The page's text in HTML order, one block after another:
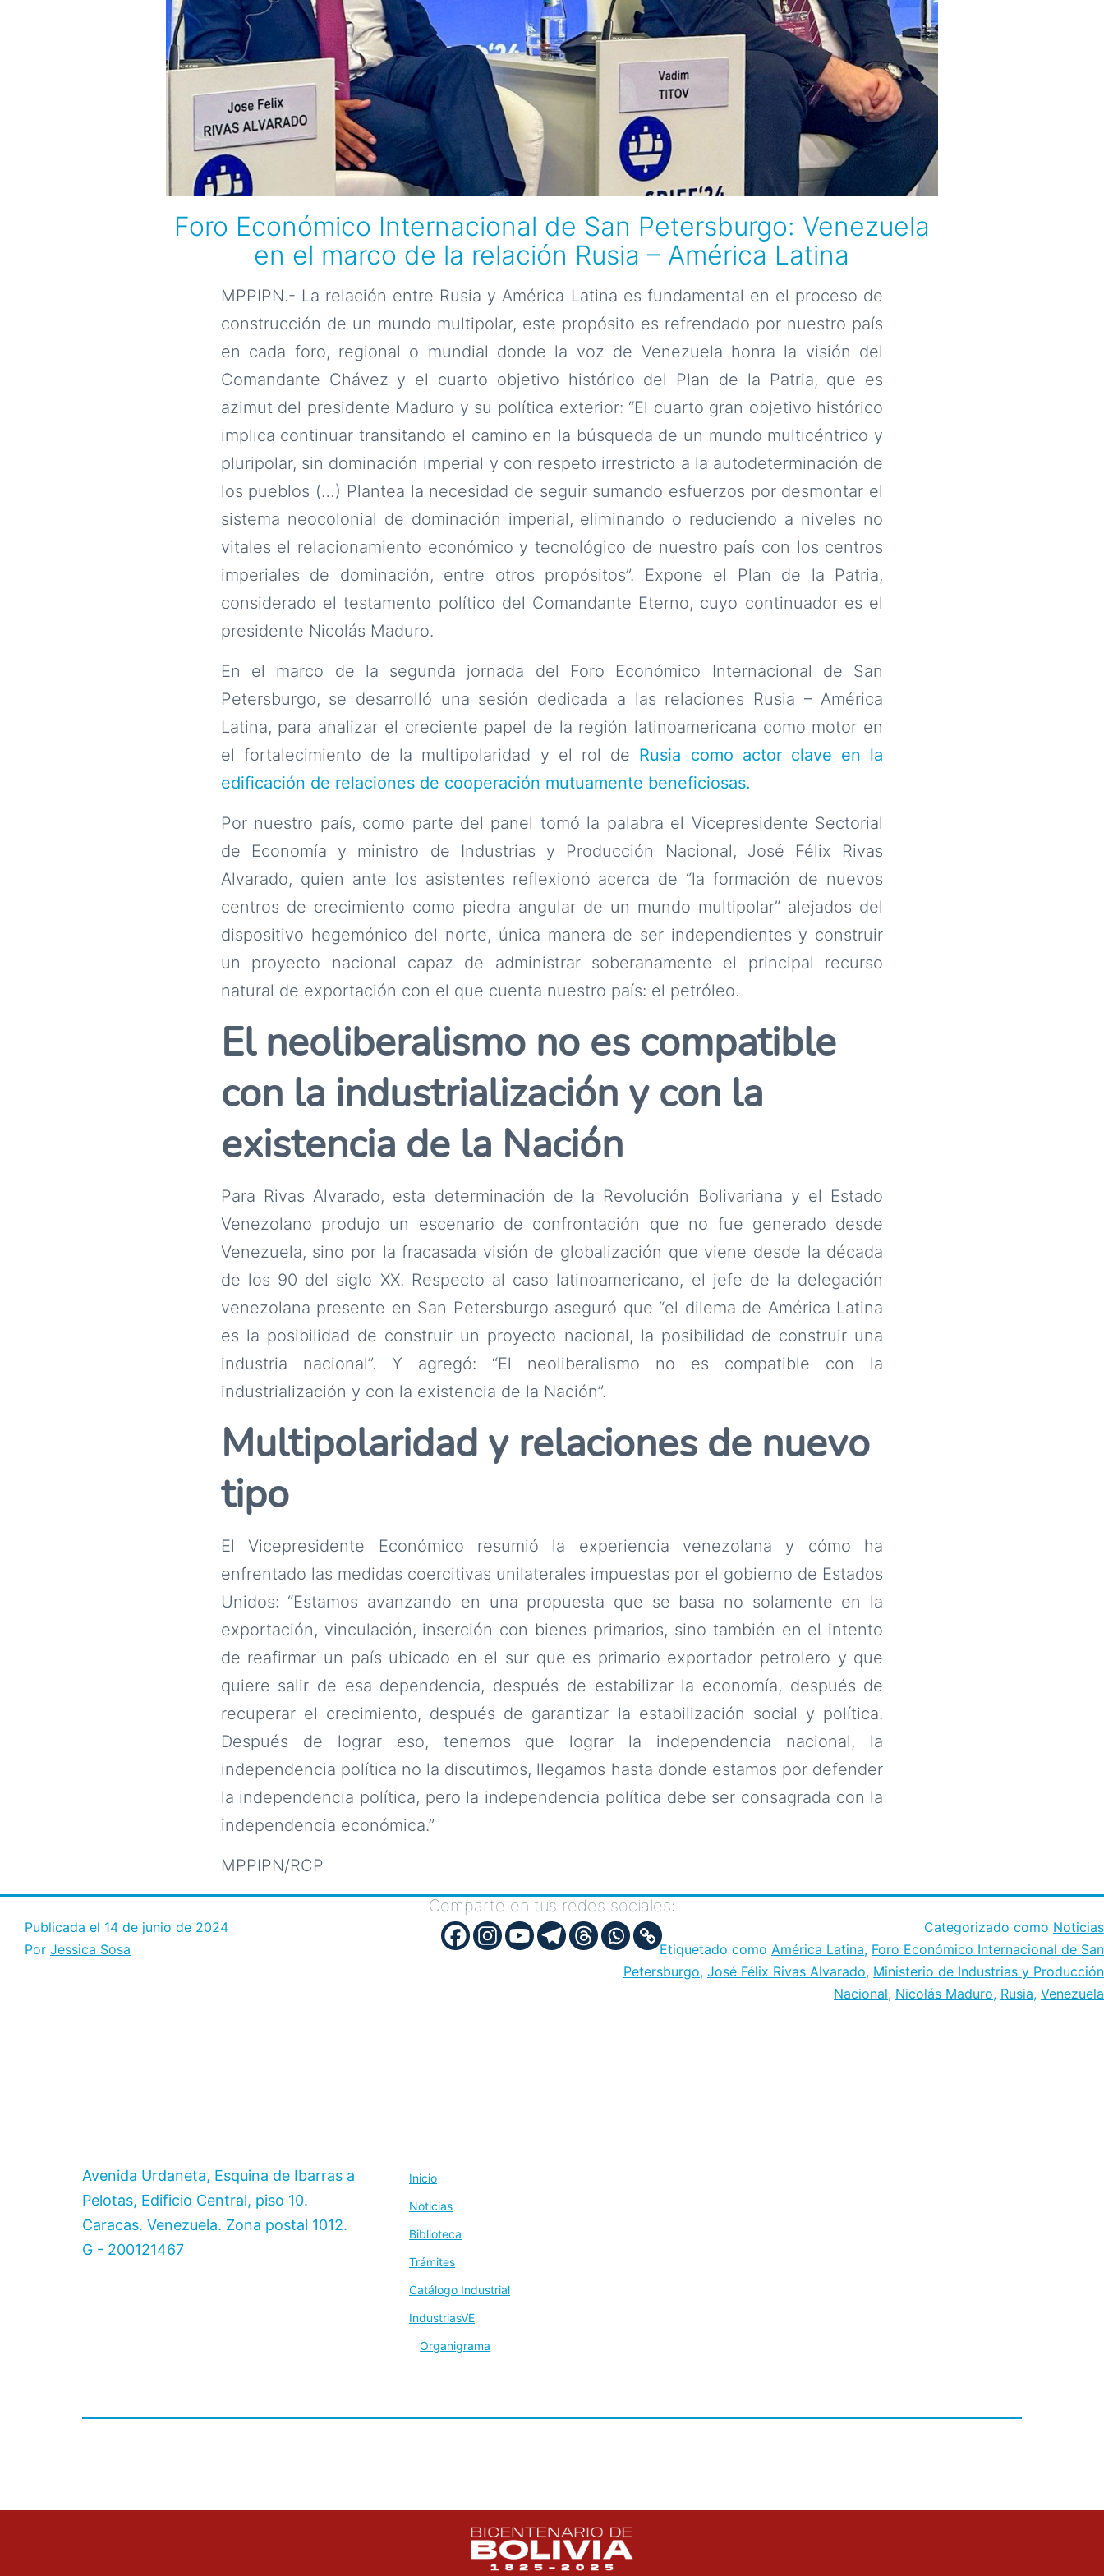
Foro Económico Internacional de San Petersburgo: Venezuela
en el marco de la relación Rusia – América Latina
MPPIPN.- La relación entre Rusia y América Latina es fundamental en el proceso de
construcción de un mundo multipolar, este propósito es refrendado por nuestro país
en cada foro, regional o mundial donde la voz de Venezuela honra la visión del
Comandante Chávez y el cuarto objetivo histórico del Plan de la Patria, que es
azimut del presidente Maduro y su política exterior: “El cuarto gran objetivo histórico
implica continuar transitando el camino en la búsqueda de un mundo multicéntrico y
pluripolar, sin dominación imperial y con respeto irrestricto a la autodeterminación de
los pueblos (…) Plantea la necesidad de seguir sumando esfuerzos por desmontar el
sistema neocolonial de dominación imperial, eliminando o reduciendo a niveles no
vitales el relacionamiento económico y tecnológico de nuestro país con los centros
imperiales de dominación, entre otros propósitos”. Expone el Plan de la Patria,
considerado el testamento político del Comandante Eterno, cuyo continuador es el
presidente Nicolás Maduro.
En el marco de la segunda jornada del Foro Económico Internacional de San
Petersburgo, se desarrolló una sesión dedicada a las relaciones Rusia – América
Latina, para analizar el creciente papel de la región latinoamericana como motor en
el fortalecimiento de la multipolaridad y el rol de Rusia como actor clave en la
edificación de relaciones de cooperación mutuamente beneficiosas.
Por nuestro país, como parte del panel tomó la palabra el Vicepresidente Sectorial
de Economía y ministro de Industrias y Producción Nacional, José Félix Rivas
Alvarado, quien ante los asistentes reflexionó acerca de “la formación de nuevos
centros de crecimiento como piedra angular de un mundo multipolar” alejados del
dispositivo hegemónico del norte, única manera de ser independientes y construir
un proyecto nacional capaz de administrar soberanamente el principal recurso
natural de exportación con el que cuenta nuestro país: el petróleo.
El neoliberalismo no es compatible
con la industrialización y con la
existencia de la Nación
Para Rivas Alvarado, esta determinación de la Revolución Bolivariana y el Estado
Venezolano produjo un escenario de confrontación que no fue generado desde
Venezuela, sino por la fracasada visión de globalización que viene desde la década
de los 90 del siglo XX. Respecto al caso latinoamericano, el jefe de la delegación
venezolana presente en San Petersburgo aseguró que “el dilema de América Latina
es la posibilidad de construir un proyecto nacional, la posibilidad de construir una
industria nacional”. Y agregó: “El neoliberalismo no es compatible con la
industrialización y con la existencia de la Nación”.
Multipolaridad y relaciones de nuevo
tipo
El Vicepresidente Económico resumió la experiencia venezolana y cómo ha
enfrentado las medidas coercitivas unilaterales impuestas por el gobierno de Estados
Unidos: “Estamos avanzando en una propuesta que se basa no solamente en la
exportación, vinculación, inserción con bienes primarios, sino también en el intento
de reafirmar un país ubicado en el sur que es primario exportador petrolero y que
quiere salir de esa dependencia, después de estabilizar la economía, después de
recuperar el crecimiento, después de garantizar la estabilización social y política.
Después de lograr eso, tenemos que lograr la independencia nacional, la
independencia política no la discutimos, llegamos hasta donde estamos por defender
la independencia política, pero la independencia política debe ser consagrada con la
independencia económica.”
MPPIPN/RCP
Comparte en tus redes sociales:
Publicada el 14 de junio de 2024
Por Jessica Sosa
Categorizado como Noticias
Etiquetado como América Latina, Foro Económico Internacional de San
Petersburgo, José Félix Rivas Alvarado, Ministerio de Industrias y Producción
Nacional, Nicolás Maduro, Rusia, Venezuela
Avenida Urdaneta, Esquina de Ibarras a
Pelotas, Edificio Central, piso 10.
Caracas. Venezuela. Zona postal 1012.
G - 200121467
Inicio
Noticias
Biblioteca
Trámites
Catálogo Industrial
IndustriasVE
Organigrama